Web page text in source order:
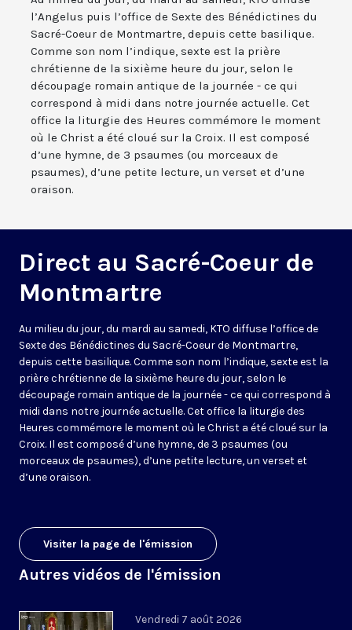
l’Angelus puis l’office de Sexte des Bénédictines du
Sacré-Coeur de Montmartre, depuis cette basilique.
Comme son nom l’indique, sexte est la prière
chrétienne de la sixième heure du jour, selon le
découpage romain antique de la journée - ce qui
correspond à midi dans notre journée actuelle. Cet
office la liturgie des Heures commémore le moment
où le Christ a été cloué sur la Croix. Il est composé
d’une hymne, de 3 psaumes (ou morceaux de
psaumes), d’une petite lecture, un verset et d’une
oraison.
Direct au Sacré-Coeur de
Montmartre
Au milieu du jour, du mardi au samedi, KTO diffuse l’office de
Sexte des Bénédictines du Sacré-Coeur de Montmartre,
depuis cette basilique. Comme son nom l’indique, sexte est la
prière chrétienne de la sixième heure du jour, selon le
découpage romain antique de la journée - ce qui correspond à
midi dans notre journée actuelle. Cet office la liturgie des
Heures commémore le moment où le Christ a été cloué sur la
Croix. Il est composé d’une hymne, de 3 psaumes (ou
morceaux de psaumes), d’une petite lecture, un verset et
d’une oraison.
Visiter la page de l'émission
Autres vidéos de l'émission
Vendredi 7 août 2026